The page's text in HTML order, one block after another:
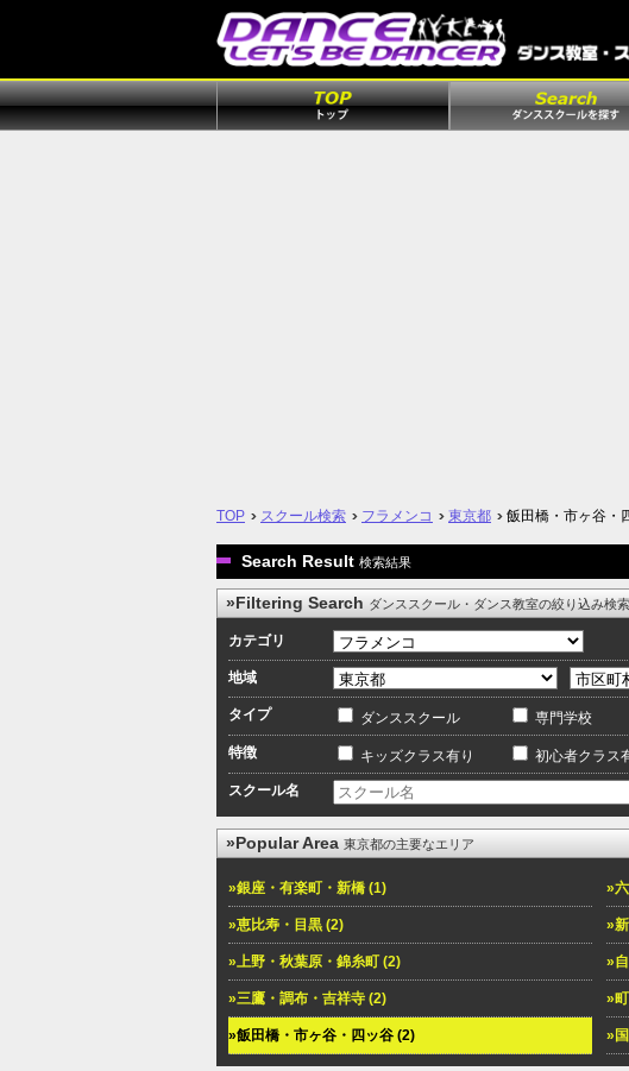
TOP スクール検索 フラメンコ 東京都 飯田橋・市ヶ谷・
Search Result 検索結果
»Filtering Search ダンススクール・ダンス教室の絞り込み検索
カテゴリ
地域
タイプ ダンススクール 専門学校
特徴 キッズクラス有り 初心者クラス
スクール名
»Popular Area 東京都の主要なエリア
»銀座・有楽町・新橋 (1) »
»恵比寿・目黒 (2) »
»上野・秋葉原・錦糸町 (2) »
»三鷹・調布・吉祥寺 (2) »
»飯田橋・市ヶ谷・四ッ谷 (2) »